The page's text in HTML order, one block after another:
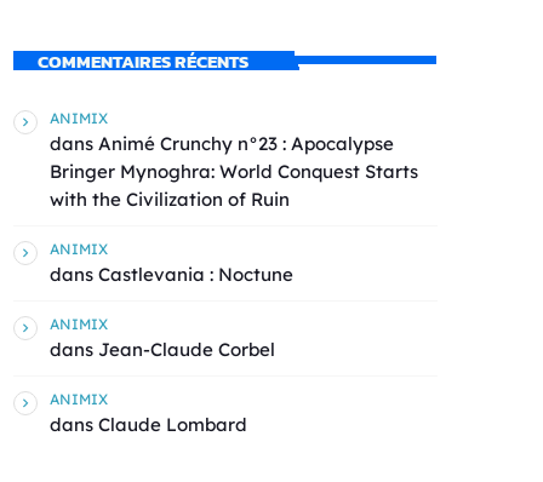
COMMENTAIRES RÉCENTS
ANIMIX
dans Animé Crunchy n°23 : Apocalypse
Bringer Mynoghra: World Conquest Starts
with the Civilization of Ruin
ANIMIX
dans Castlevania : Noctune
ANIMIX
dans Jean-Claude Corbel
ANIMIX
dans Claude Lombard